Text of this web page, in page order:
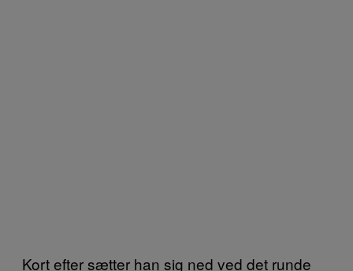
Kort efter sætter han sig ned ved det runde